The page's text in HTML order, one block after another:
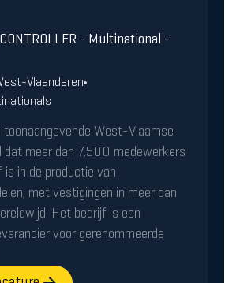
- Multinational -
Vlaanderen
toonaangevende West-Vlaamse
dat meer dan 7.500 medewerkers
in de productie van
met vestigingen in meer dan
Het bedrijf is een
voor gerenommeerde